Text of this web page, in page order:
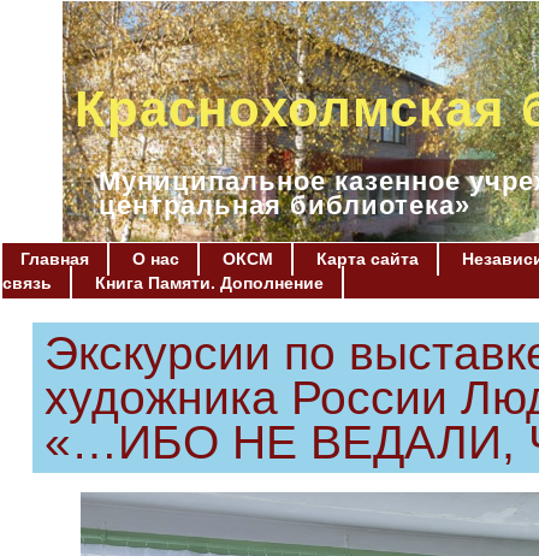
Краснохолмская
Муниципальное казенное
центральная библиотека»
Главная О нас ОКСМ Карта сайта
связь
Книга Памяти. Дополнение
Экскурсии по
художника России
«…ИБО НЕ ВЕДАЛИ,